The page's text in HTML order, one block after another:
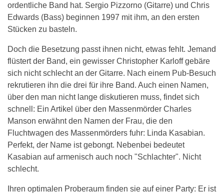
ordentliche Band hat. Sergio Pizzorno (Gitarre) und Chris
Edwards (Bass) beginnen 1997 mit ihm, an den ersten
Stücken zu basteln.
Doch die Besetzung passt ihnen nicht, etwas fehlt. Jemand
flüstert der Band, ein gewisser Christopher Karloff gebäre
sich nicht schlecht an der Gitarre. Nach einem Pub-Besuch
rekrutieren ihn die drei für ihre Band. Auch einen Namen,
über den man nicht lange diskutieren muss, findet sich
schnell: Ein Artikel über den Massenmörder Charles
Manson erwähnt den Namen der Frau, die den
Fluchtwagen des Massenmörders fuhr: Linda Kasabian.
Perfekt, der Name ist gebongt. Nebenbei bedeutet
Kasabian auf armenisch auch noch "Schlachter". Nicht
schlecht.
Ihren optimalen Proberaum finden sie auf einer Party: Er ist